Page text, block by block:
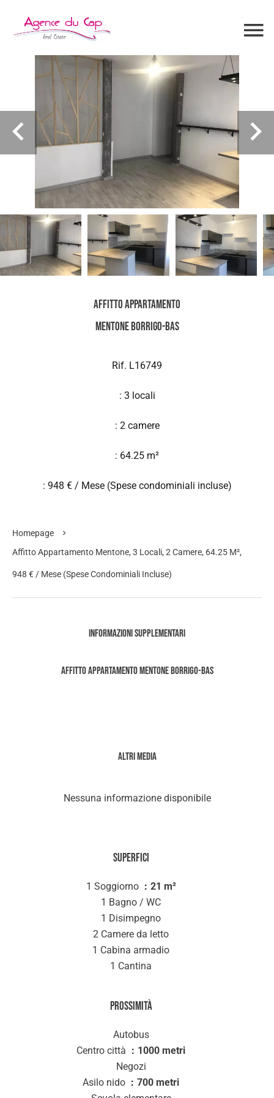
Affitto Appartamento
Mentone Borrigo-Bas
Rif. L16749
: 3 locali
: 2 camere
: 64.25 m²
: 948 € / Mese (Spese condominiali incluse)
Homepage
Affitto Appartamento Mentone, 3 Locali, 2 Camere, 64.25 M²,
948 € / Mese (Spese Condominiali Incluse)
Informazioni supplementari
Affitto Appartamento Mentone Borrigo-Bas
Altri media
Nessuna informazione disponibile
Superfici
1 Soggiorno
21 m²
1 Bagno / WC
1 Disimpegno
2 Camere da letto
1 Cabina armadio
1 Cantina
Prossimità
Autobus
Centro città
1000 metri
Negozi
Asilo nido
700 metri